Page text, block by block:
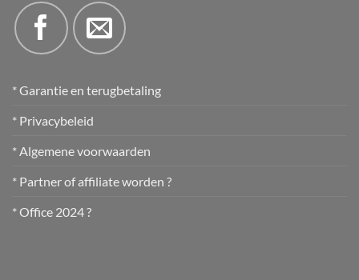
* Garantie en terugbetaling
* Privacybeleid
* Algemene voorwaarden
* Partner of affiliate worden ?
* Office 2024 ?